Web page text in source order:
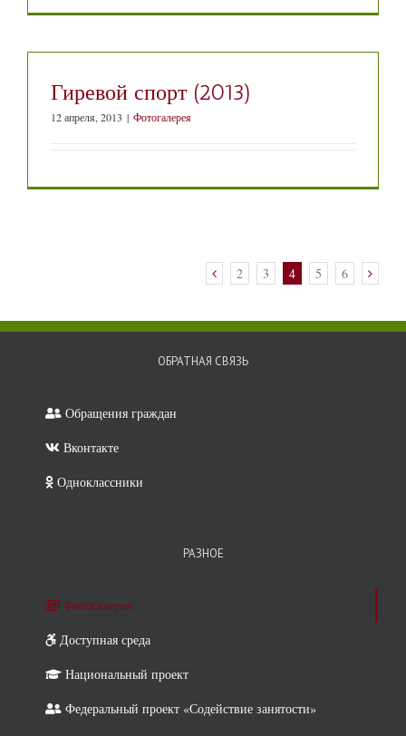
Гиревой спорт (2013)
12 апреля, 2013 | Фотогалерея
2 3 4 5 6
ОБРАТНАЯ СВЯЗЬ
Обращения граждан
Вконтакте
Одноклассники
РАЗНОЕ
Фотогалерея
Доступная среда
Национальный проект
Федеральный проект «Содействие занятости»